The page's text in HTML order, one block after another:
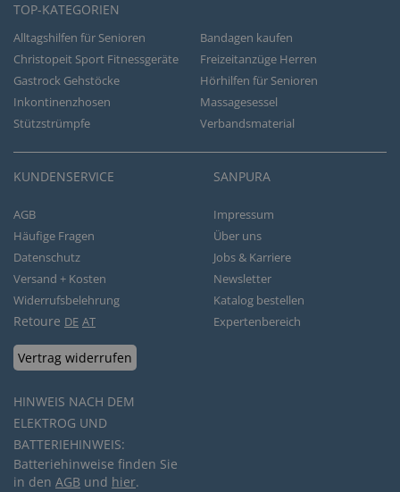
TOP-KATEGORIEN
Alltagshilfen für Senioren
Bandagen kaufen
Christopeit Sport Fitnessgeräte
Freizeitanzüge Herren
Gastrock Gehstöcke
Hörhilfen für Senioren
Inkontinenzhosen
Massagesessel
Stützstrümpfe
Verbandsmaterial
KUNDENSERVICE
AGB
Häufige Fragen
Datenschutz
Versand + Kosten
Widerrufsbelehrung
Retoure DE AT
Vertrag widerrufen
HINWEIS NACH DEM
ELEKTROG UND
BATTERIEHINWEIS:
Batteriehinweise finden Sie
in den AGB und hier.
SANPURA
Impressum
Über uns
Jobs & Karriere
Newsletter
Katalog bestellen
Expertenbereich